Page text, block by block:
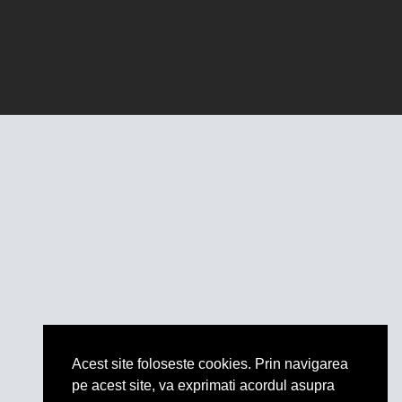
Acest site foloseste cookies. Prin navigarea
pe acest site, va exprimati acordul asupra